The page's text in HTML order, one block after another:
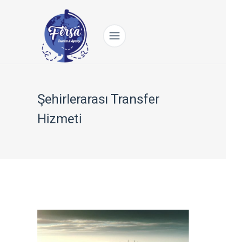
Şehirlerarası Transfer
Hizmeti